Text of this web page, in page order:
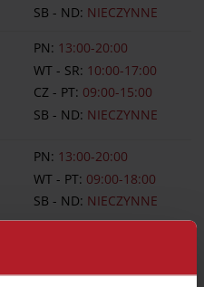
SB - ND: NIECZYNNE
PN: 13:00-20:00
WT - SR: 10:00-17:00
CZ - PT: 09:00-15:00
SB - ND: NIECZYNNE
PN: 13:00-20:00
WT - PT: 09:00-18:00
SB - ND: NIECZYNNE